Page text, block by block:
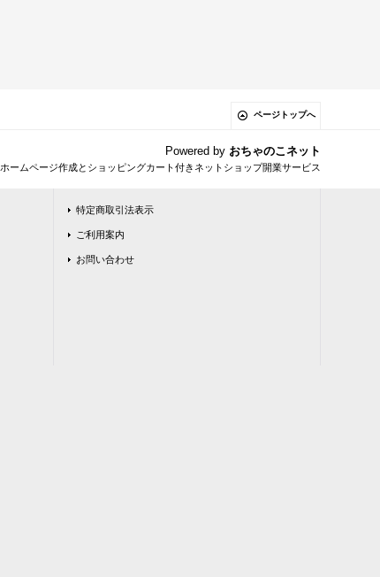
ページトップへ
Powered by おちゃのこネット
ホームページ作成とショッピングカート付きネットショップ開業サービス
特定商取引法表示
ご利用案内
お問い合わせ